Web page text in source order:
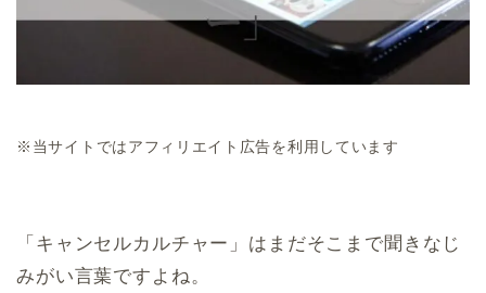
※当サイトではアフィリエイト広告を利用しています
「キャンセルカルチャー」はまだそこまで聞きなじ
みがい言葉ですよね。